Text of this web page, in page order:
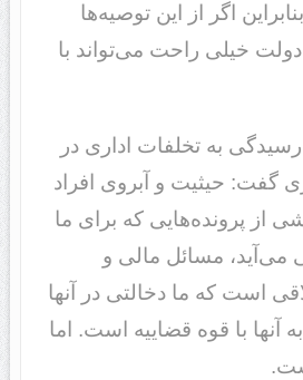
اگر از این توصیه‌ها
خیلی راحت می‌تواند با
به تخلفات اداری در
گفت: حیثیت و آبروی افراد
پرونده‌هایی که برای ما
می‌آید، مسائل مالی و
است که ما دخالتی در آنها
آنها با قوه قضاییه است. اما